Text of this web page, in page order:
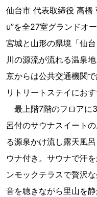
仙台市 代表取締役 髙橋
u”を全27室グランドオ
宮城と山形の県境「仙
川の源流が流れる温泉
京からは公共交通機関
リトリートステイにおす
最上階7階のフロアに
呂付のサウナスイート
る源泉かけ流し露天風
ウナ付き。サウナで汗
ンモックテラスで贅沢
音を聴きながら里山を